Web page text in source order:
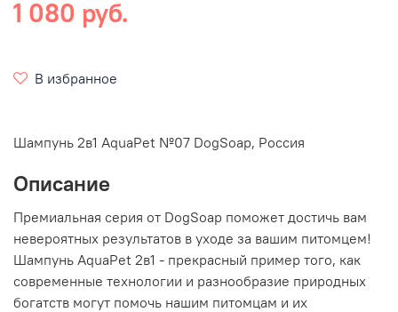
1 080 руб.
В избранное
Шампунь 2в1 AquaPet №07 DogSoap, Россия
Описание
Премиальная серия от DogSoap поможет достичь вам
невероятных результатов в уходе за вашим питомцем!
Шампунь AquaPet 2в1 - прекрасный пример того, как
современные технологии и разнообразие природных
богатств могут помочь нашим питомцам и их